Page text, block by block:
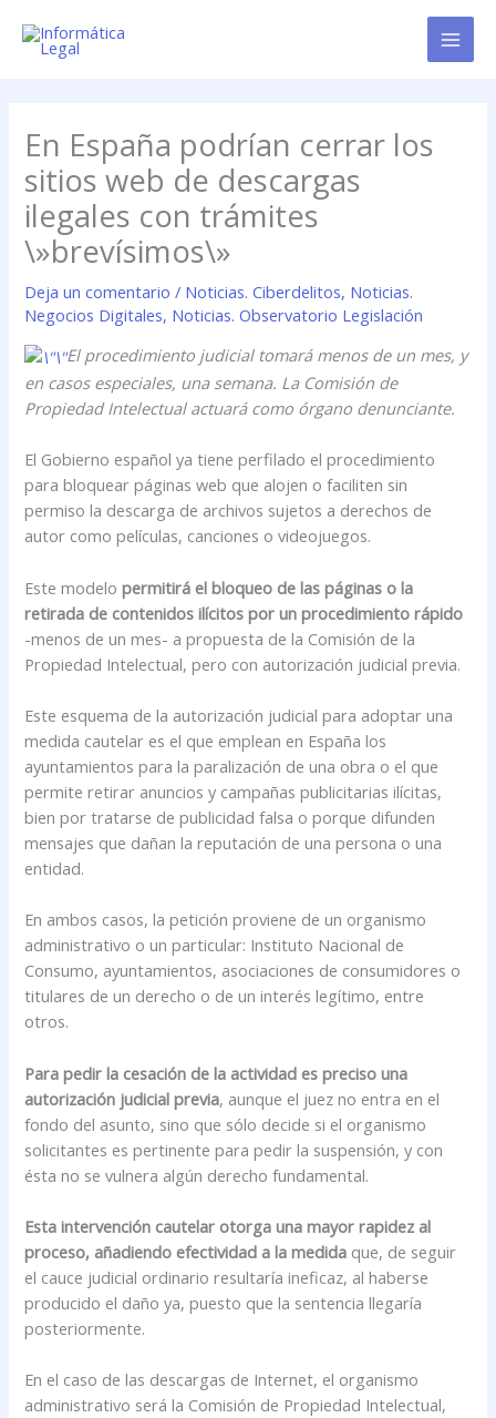
contenido
En España podrían cerrar los
sitios web de descargas
ilegales con trámites
\»brevísimos\»
Deja un comentario / Noticias. Ciberdelitos, Noticias.
Negocios Digitales, Noticias. Observatorio Legislación
El procedimiento judicial tomará menos de un mes, y
en casos especiales, una semana. La Comisión de
Propiedad Intelectual actuará como órgano denunciante.
El Gobierno español ya tiene perfilado el procedimiento
para bloquear páginas web que alojen o faciliten sin
permiso la descarga de archivos sujetos a derechos de
autor como películas, canciones o videojuegos.
Este modelopermitirá el bloqueo de las páginas o la
retirada de contenidos ilícitos por un procedimiento rápido
-menos de un mes- a propuesta de la Comisión de la
Propiedad Intelectual, pero con autorización judicial previa.
Este esquema de la autorización judicial para adoptar una
medida cautelar es el que emplean en España los
ayuntamientos para la paralización de una obra o el que
permite retirar anuncios y campañas publicitarias ilícitas,
bien por tratarse de publicidad falsa o porque difunden
mensajes que dañan la reputación de una persona o una
entidad.
En ambos casos, la petición proviene de un organismo
administrativo o un particular: Instituto Nacional de
Consumo, ayuntamientos, asociaciones de consumidores o
titulares de un derecho o de un interés legítimo, entre
otros.
Para pedir la cesación de la actividad es preciso una
autorización judicial previa, aunque el juez no entra en el
fondo del asunto, sino que sólo decide si el organismo
solicitantes es pertinente para pedir la suspensión, y con
ésta no se vulnera algún derecho fundamental.
Esta intervención cautelar otorga una mayor rapidez al
proceso, añadiendo efectividad a la medida que, de seguir
el cauce judicial ordinario resultaría ineficaz, al haberse
producido el daño ya, puesto que la sentencia llegaría
posteriormente.
En el caso de las descargas de Internet, el organismo
administrativo será la Comisión de Propiedad Intelectual,